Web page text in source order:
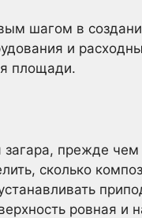
шагом в
и
площади.
прежде чем
сколько
ровная и